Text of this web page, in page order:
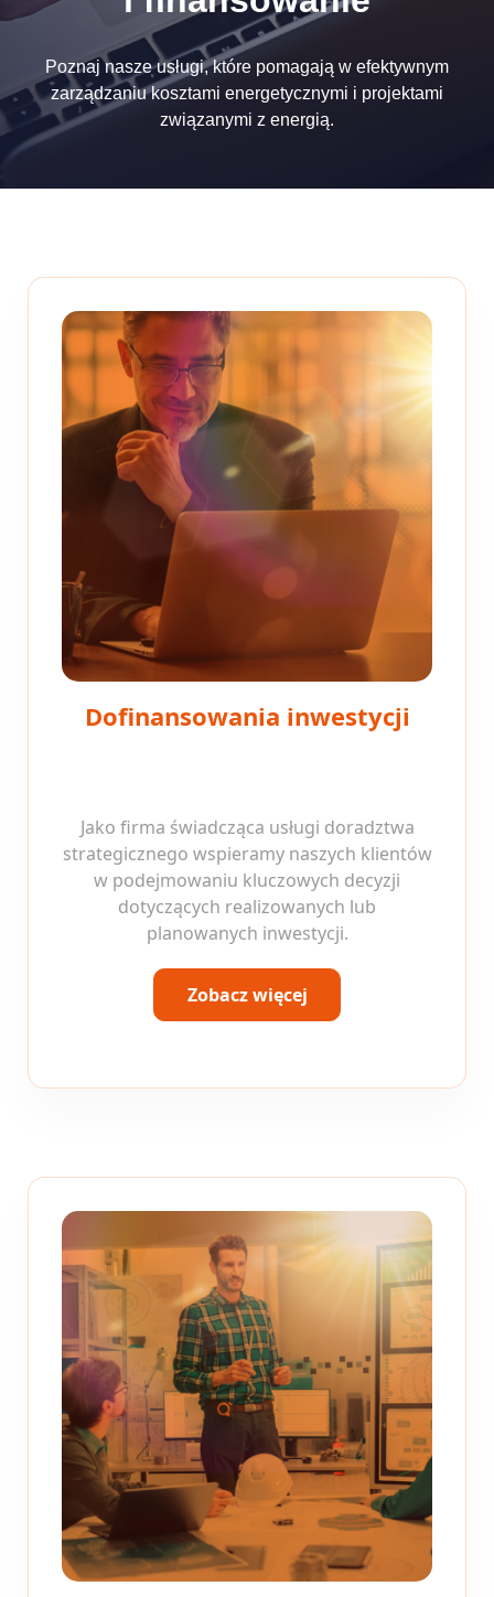
Poznaj nasze usługi, które pomagają w efektywnym
zarządzaniu kosztami energetycznymi i projektami
związanymi z energią.
Dofinansowania inwestycji
Jako firma świadcząca usługi doradztwa
strategicznego wspieramy naszych klientów
w podejmowaniu kluczowych decyzji
dotyczących realizowanych lub
planowanych inwestycji.
Zobacz więcej